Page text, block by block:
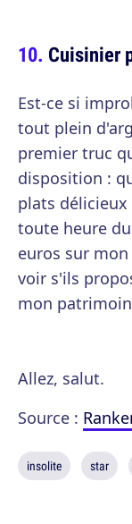
Cuisinier
Est-ce si
tout plein
premier truc
disposition :
plats
toute heure
euros sur
voir s'ils
mon
Allez, salut.
Source : Ranker
insolite star